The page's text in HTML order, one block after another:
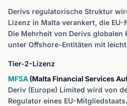
Derivs regulatorische Struktur
Lizenz in Malta verankert, die
Die Mehrheit von Derivs globalen
unter Offshore-Entitäten mit
Tier-2-Lizenz
MFSA (Malta Financial Services
Deriv (Europe) Limited wird von
Regulator eines EU-